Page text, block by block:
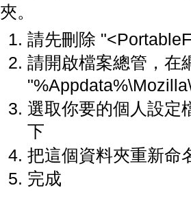
夾。
請先刪除
請開啟檔案總管，在
選取你要的個人設定
下
把這個資料夾重新命
完成